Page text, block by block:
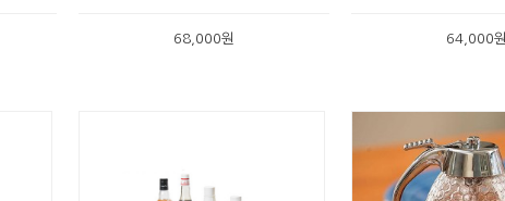
68,000원 64,000원